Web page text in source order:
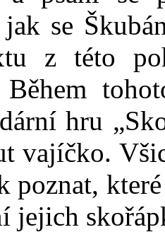
se
z této
hru
vajíčko.
poznat,
jejich